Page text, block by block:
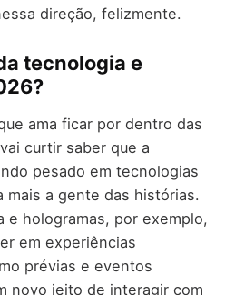
direção, felizmente.
tecnologia e
ama ficar por dentro das
curtir saber que a
pesado em tecnologias
mais a gente das histórias.
e hologramas, por exemplo,
em experiências
prévias e eventos
novo jeito de interagir com